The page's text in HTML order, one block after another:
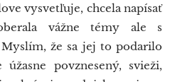
vysvetľuje, chcela napísať
vážne témy ale s
že sa jej to podarilo
povznesený, svieži,